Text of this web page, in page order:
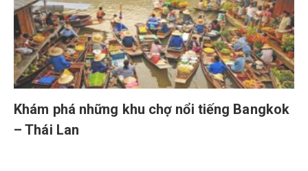
Khám phá những khu chợ nổi tiếng Bangkok
– Thái Lan